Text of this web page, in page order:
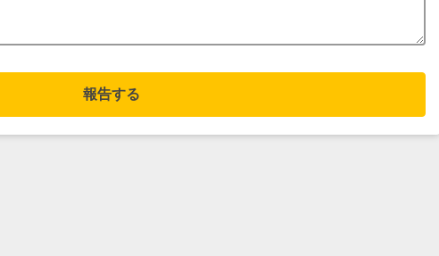
報告する